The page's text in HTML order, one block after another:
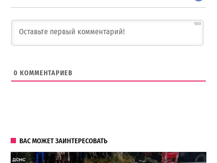
500
0 КОММЕНТАРИЕВ
ВАС МОЖЕТ ЗАИНТЕРЕСОВАТЬ